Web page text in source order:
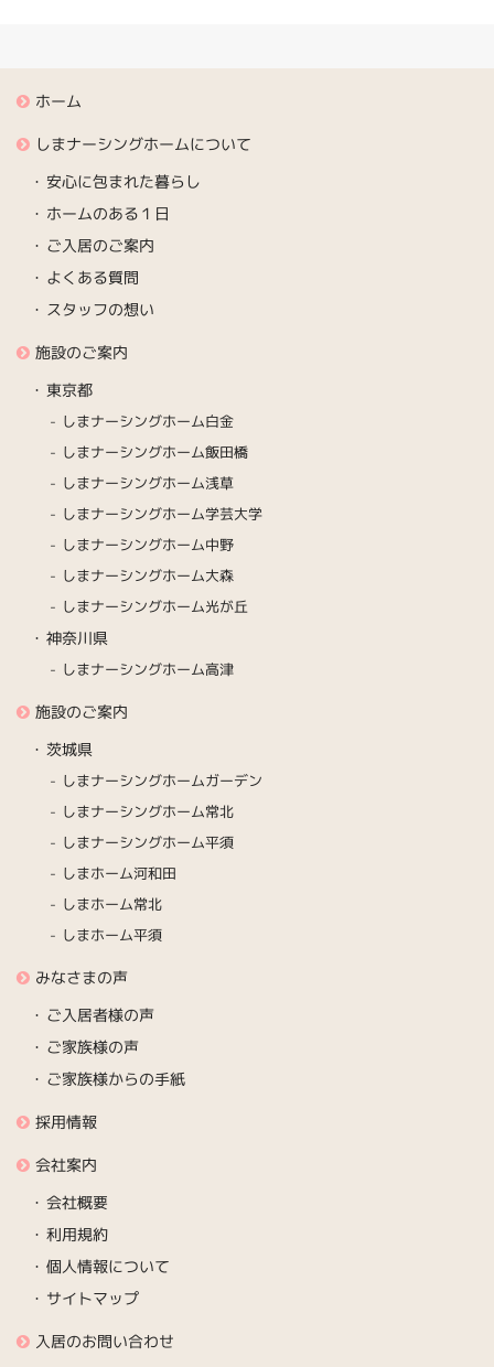
ホーム
しまナーシングホームについて
安心に包まれた暮らし
ホームのある１日
ご入居のご案内
よくある質問
スタッフの想い
施設のご案内
東京都
しまナーシングホーム白金
しまナーシングホーム飯田橋
しまナーシングホーム浅草
しまナーシングホーム学芸大学
しまナーシングホーム中野
しまナーシングホーム大森
しまナーシングホーム光が丘
神奈川県
しまナーシングホーム高津
施設のご案内
茨城県
しまナーシングホームガーデン
しまナーシングホーム常北
しまナーシングホーム平須
しまホーム河和田
しまホーム常北
しまホーム平須
みなさまの声
ご入居者様の声
ご家族様の声
ご家族様からの手紙
採用情報
会社案内
会社概要
利用規約
個人情報について
サイトマップ
入居のお問い合わせ